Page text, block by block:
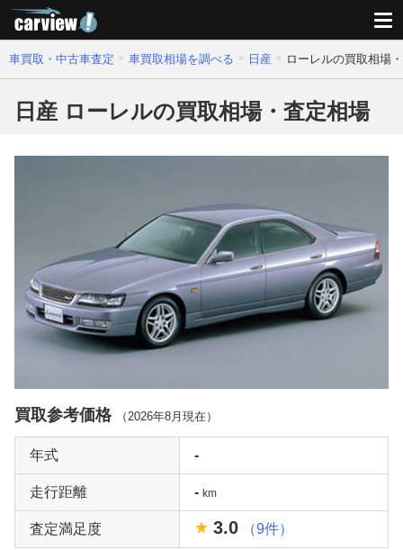
車買取・中古車査定 車買取相場を調べる 日産 ローレルの買取相場
日産 ローレルの買取相場・査定相場
買取参考価格 （ 2026年8月 現在）
年式 -
走行距離 - km
査定満足度 3.0 （9件）